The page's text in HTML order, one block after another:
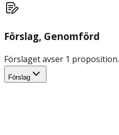
Förslag, Genomförd
Förslaget avser 1 proposition.
Förslag